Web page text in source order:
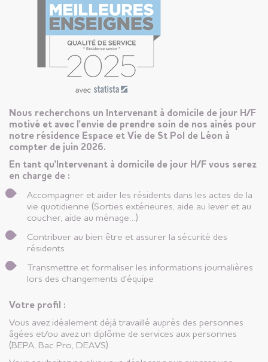
Nous recherchons un Intervenant à domicile de jour H/F
motivé et avec l'envie de prendre soin de nos ainés pour
notre résidence Espace et Vie de St Pol de Léon à
compter de juin 2026.
En tant qu'Intervenant à domicile de jour H/F vous serez
en charge de :
Accompagner et aider les résidents dans les actes de la
vie quotidienne (Sorties extérieures, aide au lever et au
coucher, aide au ménage…)
Contribuer au bien être et assurer la sécurité des
résidents
Transmettre et formaliser les informations journalières
lors des changements d'équipe
Votre profil :
Vous avez idéalement déjà travaillé auprès des personnes
âgées et/ou avez un diplôme de services aux personnes
(BEPA, Bac Pro, DEAVS).